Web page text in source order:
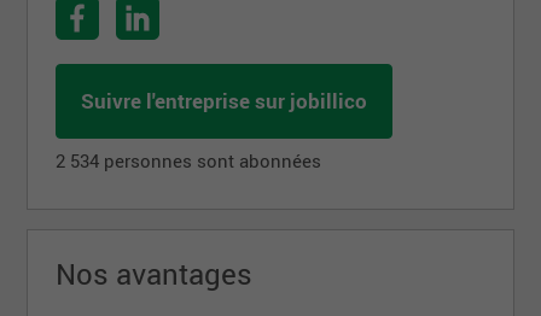
Suivre l'entreprise sur jobillico
2 534 personnes sont abonnées
Nos avantages